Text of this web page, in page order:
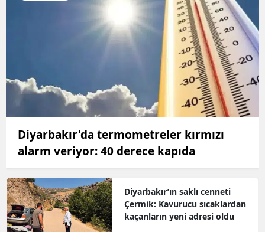
Diyarbakır'da termometreler kırmızı
alarm veriyor: 40 derece kapıda
Diyarbakır’ın saklı cenneti
Çermik: Kavurucu sıcaklardan
kaçanların yeni adresi oldu